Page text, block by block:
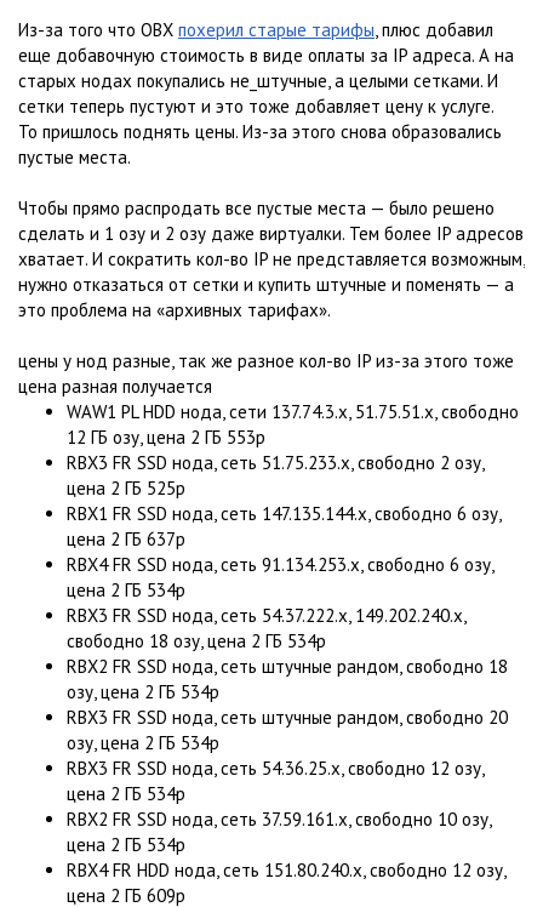
Из-за того что ОВХ похерил старые тарифы, плюс добавил
еще добавочную стоимость в виде оплаты за IP адреса. А на
старых нодах покупались не_штучные, а целыми сетками. И
сетки теперь пустуют и это тоже добавляет цену к услуге.
То пришлось поднять цены. Из-за этого снова образовались
пустые места.
Чтобы прямо распродать все пустые места — было решено
сделать и 1 озу и 2 озу даже виртуалки. Тем более IP адресов
хватает. И сократить кол-во IP не представляется возможным,
нужно отказаться от сетки и купить штучные и поменять — а
это проблема на «архивных тарифах».
цены у нод разные, так же разное кол-во IP из-за этого тоже
цена разная получается
WAW1 PL HDD нода, сети 137.74.3.x, 51.75.51.x, свободно
12 ГБ озу, цена 2 ГБ 553р
RBX3 FR SSD нода, сеть 51.75.233.x, свободно 2 озу,
цена 2 ГБ 525р
RBX1 FR SSD нода, сеть 147.135.144.x, свободно 6 озу,
цена 2 ГБ 637р
RBX4 FR SSD нода, сеть 91.134.253.x, свободно 6 озу,
цена 2 ГБ 534р
RBX3 FR SSD нода, сеть 54.37.222.x, 149.202.240.x,
свободно 18 озу, цена 2 ГБ 534р
RBX2 FR SSD нода, сеть штучные рандом, свободно 18
озу, цена 2 ГБ 534р
RBX3 FR SSD нода, сеть штучные рандом, свободно 20
озу, цена 2 ГБ 534р
RBX3 FR SSD нода, сеть 54.36.25.x, свободно 12 озу,
цена 2 ГБ 534р
RBX2 FR SSD нода, сеть 37.59.161.x, свободно 10 озу,
цена 2 ГБ 534р
RBX4 FR HDD нода, сеть 151.80.240.x, свободно 12 озу,
цена 2 ГБ 609р